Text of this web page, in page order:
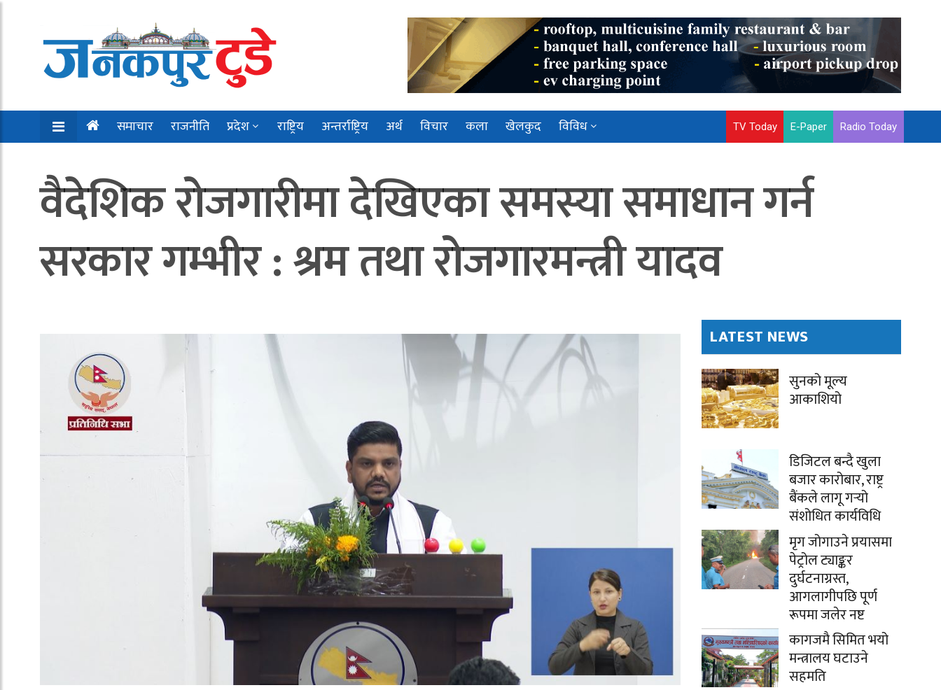
समाचार राजनीति प्रदेश राष्ट्रिय अन्तर्राष्ट्रिय अर्थ विचार कला खेलकुद विविध TV Today E-Paper Radio Today
वैदेशिक रोजगारीमा देखिएका समस्या समाधान गर्न
सरकार गम्भीर : श्रम तथा रोजगारमन्त्री यादव
LATEST NEWS
सुनको मूल्य
आकाशियो
डिजिटल बन्दै खुला
बजार कारोबार, राष्ट्र
बैंकले लागू गर्‍यो
संशोधित कार्यविधि
मृग जोगाउने प्रयासमा
पेट्रोल ट्याङ्कर
दुर्घटनाग्रस्त,
आगलागीपछि पूर्ण
रूपमा जलेर नष्ट
कागजमै सिमित भयो
मन्त्रालय घटाउने
सहमति